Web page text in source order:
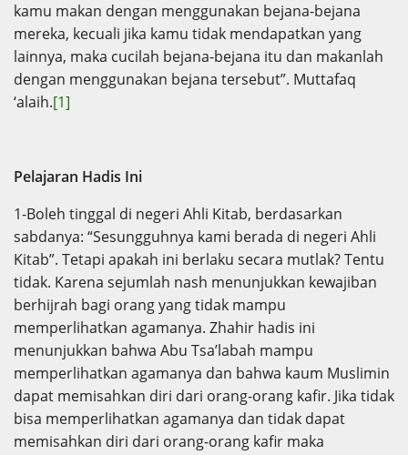
kamu makan dengan menggunakan bejana-bejana
mereka, kecuali jika kamu tidak mendapatkan yang
lainnya, maka cucilah bejana-bejana itu dan makanlah
dengan menggunakan bejana tersebut”. Muttafaq
‘alaih.[1]
Pelajaran Hadis Ini
1-Boleh tinggal di negeri Ahli Kitab, berdasarkan
sabdanya: “Sesungguhnya kami berada di negeri Ahli
Kitab”. Tetapi apakah ini berlaku secara mutlak? Tentu
tidak. Karena sejumlah nash menunjukkan kewajiban
berhijrah bagi orang yang tidak mampu
memperlihatkan agamanya. Zhahir hadis ini
menunjukkan bahwa Abu Tsa’labah mampu
memperlihatkan agamanya dan bahwa kaum Muslimin
dapat memisahkan diri dari orang-orang kafir. Jika tidak
bisa memperlihatkan agamanya dan tidak dapat
memisahkan diri dari orang-orang kafir maka